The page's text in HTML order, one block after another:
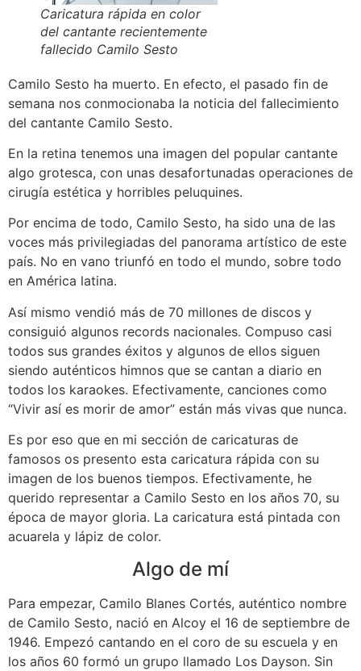
Caricatura rápida en color
del cantante recientemente
fallecido Camilo Sesto
Camilo Sesto ha muerto. En efecto, el pasado fin de
semana nos conmocionaba la noticia del fallecimiento
del cantante Camilo Sesto.
En la retina tenemos una imagen del popular cantante
algo grotesca, con unas desafortunadas operaciones de
cirugía estética y horribles peluquines.
Por encima de todo, Camilo Sesto, ha sido una de las
voces más privilegiadas del panorama artístico de este
país. No en vano triunfó en todo el mundo, sobre todo
en América latina.
Así mismo vendió más de 70 millones de discos y
consiguió algunos records nacionales. Compuso casi
todos sus grandes éxitos y algunos de ellos siguen
siendo auténticos himnos que se cantan a diario en
todos los karaokes. Efectivamente, canciones como
“Vivir así es morir de amor” están más vivas que nunca.
Es por eso que en mi sección de caricaturas de
famosos os presento esta caricatura rápida con su
imagen de los buenos tiempos. Efectivamente, he
querido representar a Camilo Sesto en los años 70, su
época de mayor gloria. La caricatura está pintada con
acuarela y lápiz de color.
Algo de mí
Para empezar, Camilo Blanes Cortés, auténtico nombre
de Camilo Sesto, nació en Alcoy el 16 de septiembre de
1946. Empezó cantando en el coro de su escuela y en
los años 60 formó un grupo llamado Los Dayson. Sin